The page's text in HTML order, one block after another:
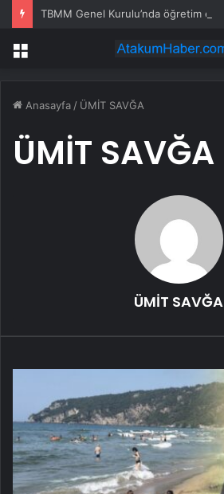
Menü
Anasayfa / ÜMİT SAVĞA
ÜMİT SAVĞA
ÜMİT SAVĞA